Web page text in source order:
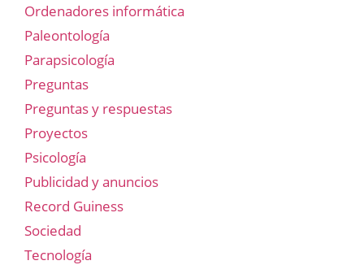
Ordenadores informática
Paleontología
Parapsicología
Preguntas
Preguntas y respuestas
Proyectos
Psicología
Publicidad y anuncios
Record Guiness
Sociedad
Tecnología